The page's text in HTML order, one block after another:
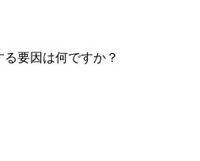
る要因は何ですか？